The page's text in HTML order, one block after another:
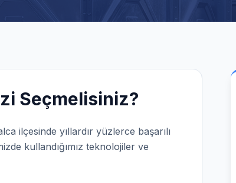
Seçmelisiniz?
ilçesinde yıllardır yüzlerce başarılı
kullandığımız teknolojiler ve